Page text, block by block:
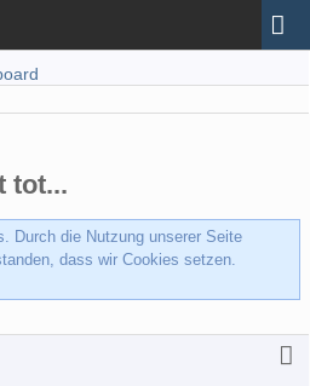
tot...
Durch die Nutzung unserer Seite
dass wir Cookies setzen.